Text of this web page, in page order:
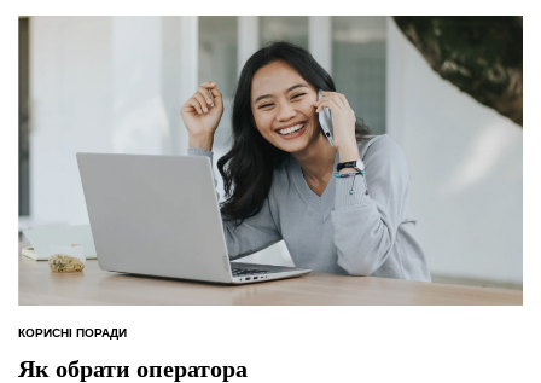
ОПУБЛІКУВАТИ
КОРИСНІ ПОРАДИ
Як обрати оператора